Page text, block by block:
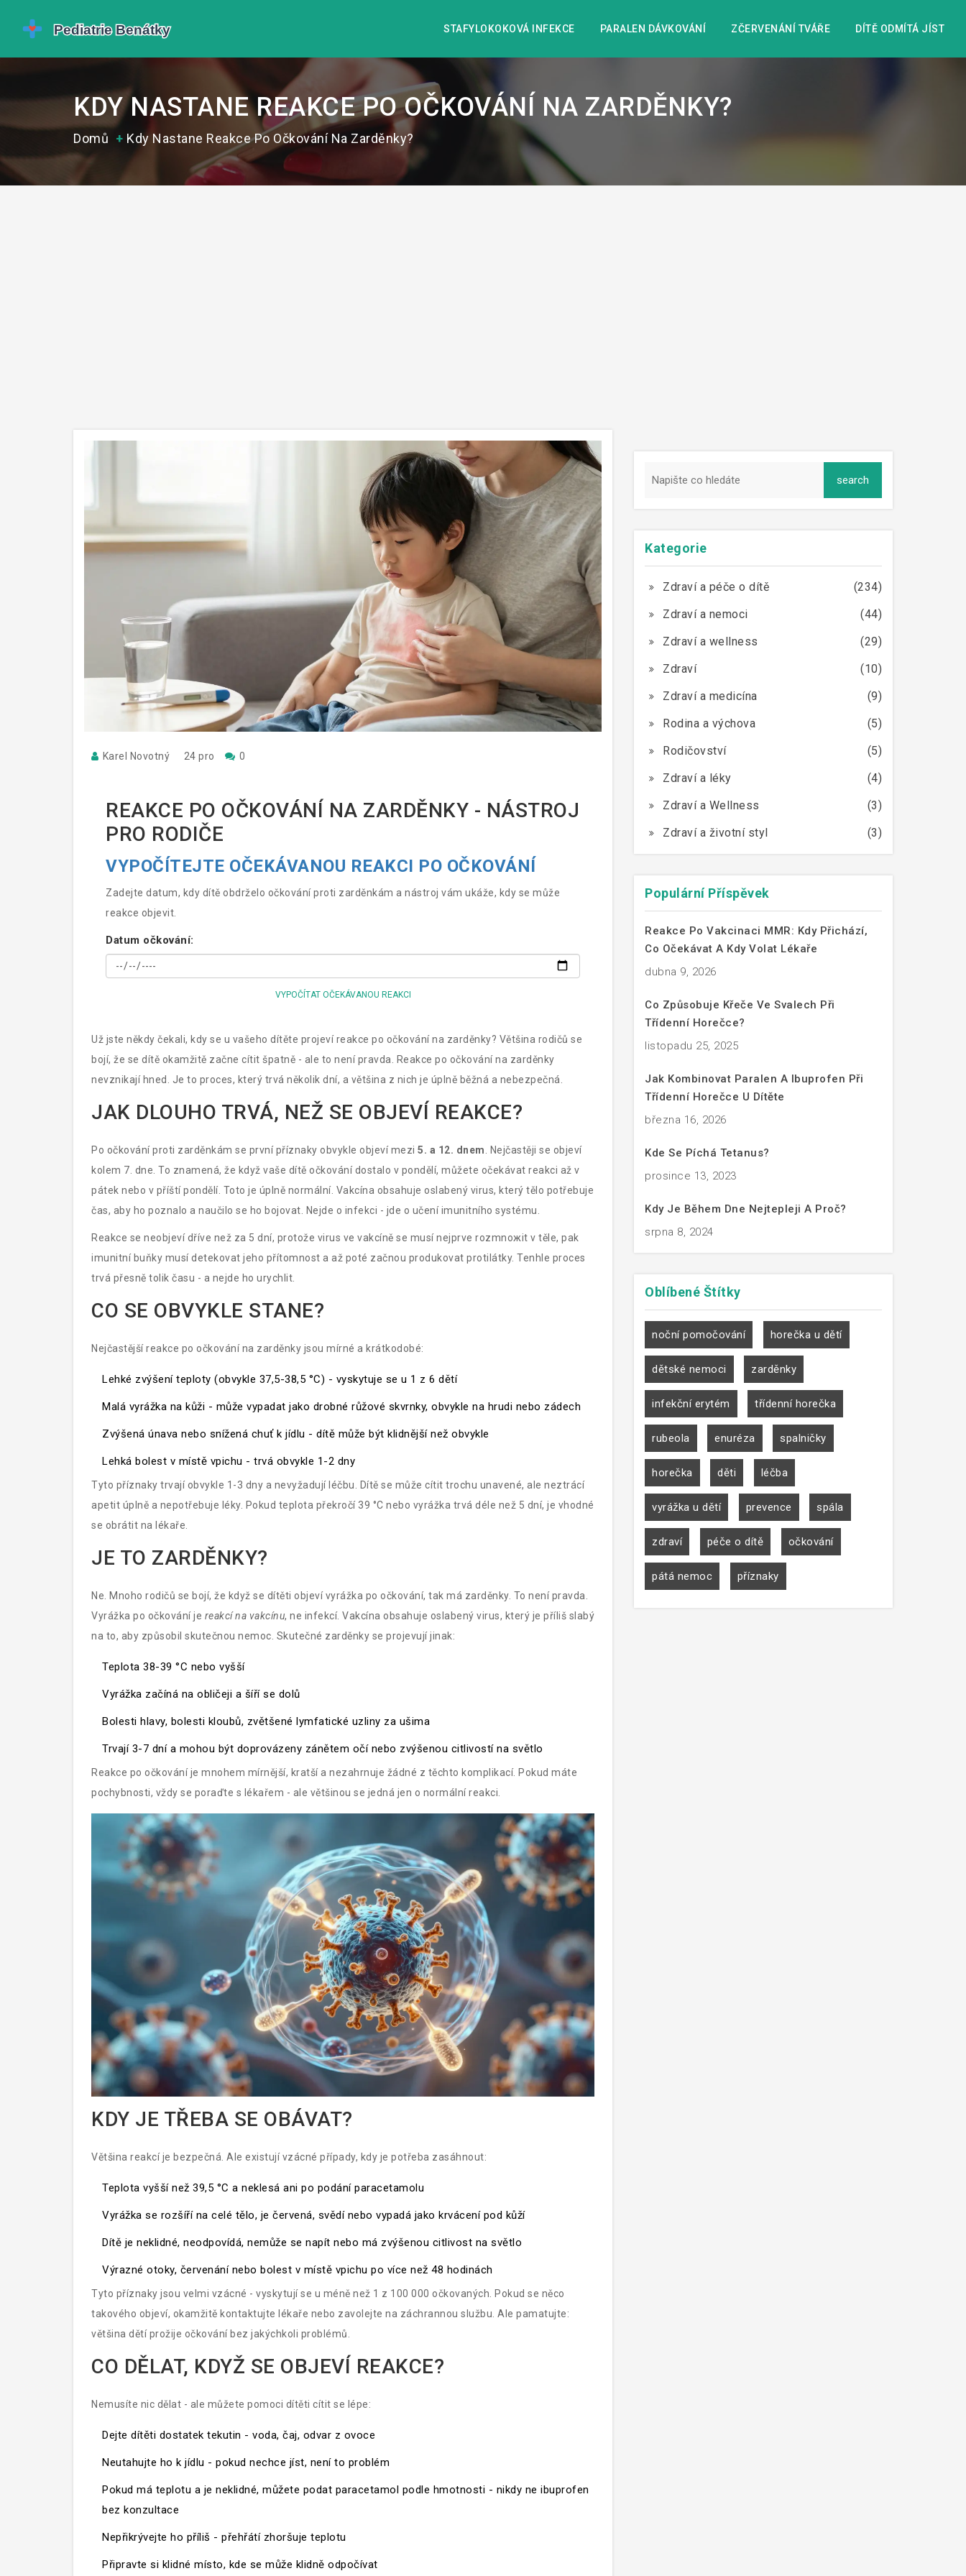
STAFYLOKOKOVÁ INFEKCE PARALEN DÁVKOVÁNÍ ZČERVENÁNÍ TVÁŘE DÍTĚ ODMÍTÁ JÍST
KDY NASTANE REAKCE PO OČKOVÁNÍ NA ZARDĚNKY?
Domů Kdy Nastane Reakce Po Očkování Na Zarděnky?
Karel Novotný 24 pro 0
REAKCE PO OČKOVÁNÍ NA ZARDĚNKY - NÁSTROJ
PRO RODIČE
VYPOČÍTEJTE OČEKÁVANOU REAKCI PO OČKOVÁNÍ
Zadejte datum, kdy dítě obdrželo očkování proti zarděnkám a nástroj vám ukáže, kdy se může
reakce objevit.
Datum očkování:
VYPOČÍTAT OČEKÁVANOU REAKCI
Už jste někdy čekali, kdy se u vašeho dítěte projeví reakce po očkování na zarděnky? Většina rodičů se
bojí, že se dítě okamžitě začne cítit špatně - ale to není pravda. Reakce po očkování na zarděnky
nevznikají hned. Je to proces, který trvá několik dní, a většina z nich je úplně běžná a nebezpečná.
JAK DLOUHO TRVÁ, NEŽ SE OBJEVÍ REAKCE?
Po očkování proti zarděnkám se první příznaky obvykle objeví mezi 5. a 12. dnem . Nejčastěji se objeví
kolem 7. dne. To znamená, že když vaše dítě očkování dostalo v pondělí, můžete očekávat reakci až v
pátek nebo v příští pondělí. Toto je úplně normální. Vakcína obsahuje oslabený virus, který tělo potřebuje
čas, aby ho poznalo a naučilo se ho bojovat. Nejde o infekci - jde o učení imunitního systému.
Reakce se neobjeví dříve než za 5 dní, protože virus ve vakcíně se musí nejprve rozmnожit v těle, pak
imunitní buňky musí detekovat jeho přítomnost a až poté začnou produkovat protilátky. Tenhle proces
trvá přesně tolik času - a nejde ho urychlit.
CO SE OBVYKLE STANE?
Nejčastější reakce po očkování na zarděnky jsou mírné a krátkodobé:
Lehké zvýšení teploty (obvykle 37,5-38,5 °C) - vyskytuje se u 1 z 6 dětí
Malá vyrážka na kůži - může vypadat jako drobné růžové skvrnky, obvykle na hrudi nebo zádech
Zvýšená únava nebo snížená chuť k jídlu - dítě může být klidnější než obvykle
Lehká bolest v místě vpichu - trvá obvykle 1-2 dny
Tyto příznaky trvají obvykle 1-3 dny a nevyžadují léčbu. Dítě se může cítit trochu unavené, ale neztrácí
apetit úplně a nepotřebuje léky. Pokud teplota překročí 39 °C nebo vyrážka trvá déle než 5 dní, je vhodné
se obrátit na lékaře.
JE TO ZARDĚNKY?
Ne. Mnoho rodičů se bojí, že když se dítěti objeví vyrážka po očkování, tak má zarděnky. To není pravda.
Vyrážka po očkování je reakcí na vakcínu, ne infekcí. Vakcína obsahuje oslabený virus, který je příliš slabý
na to, aby způsobil skutečnou nemoc. Skutečné zarděnky se projevují jinak:
Teplota 38-39 °C nebo vyšší
Vyrážka začíná na obličeji a šíří se dolů
Bolesti hlavy, bolesti kloubů, zvětšené lymfatické uzliny za ušima
Trvají 3-7 dní a mohou být doprovázeny zánětem očí nebo zvýšenou citlivostí na světlo
Reakce po očkování je mnohem mírnější, kratší a nezahrnuje žádné z těchto komplikací. Pokud máte
pochybnosti, vždy se poraďte s lékařem - ale většinou se jedná jen o normální reakci.
KDY JE TŘEBA SE OBÁVAT?
Většina reakcí je bezpečná. Ale existují vzácné případy, kdy je potřeba zasáhnout:
Teplota vyšší než 39,5 °C a neklesá ani po podání paracetamolu
Vyrážka se rozšíří na celé tělo, je červená, svědí nebo vypadá jako krvácení pod kůží
Dítě je neklidné, neodpovídá, nemůže se napít nebo má zvýšenou citlivost na světlo
Výrazné otoky, červenání nebo bolest v místě vpichu po více než 48 hodinách
Tyto příznaky jsou velmi vzácné - vyskytují se u méně než 1 z 100 000 očkovaných. Pokud se něco
takového objeví, okamžitě kontaktujte lékaře nebo zavolejte na záchrannou službu. Ale pamatujte:
většina dětí prožije očkování bez jakýchkoli problémů.
CO DĚLAT, KDYŽ SE OBJEVÍ REAKCE?
Nemusíte nic dělat - ale můžete pomoci dítěti cítit se lépe:
Dejte dítěti dostatek tekutin - voda, čaj, odvar z ovoce
Neutahujte ho k jídlu - pokud nechce jíst, není to problém
Pokud má teplotu a je neklidné, můžete podat paracetamol podle hmotnosti - nikdy ne ibuprofen
bez konzultace
Nepřikrývejte ho příliš - přehřátí zhoršuje teplotu
Připravte si klidné místo, kde se může klidně odpočívat
Kategorie
Zdraví a péče o dítě
(234)
Zdraví a nemoci
(44)
Zdraví a wellness
(29)
Zdraví
(10)
Zdraví a medicína
(9)
Rodina a výchova
(5)
Rodičovství
(5)
Zdraví a léky
(4)
Zdraví a Wellness
(3)
Zdraví a životní styl
(3)
Populární Příspěvek
Reakce Po Vakcinaci MMR: Kdy Přichází,
Co Očekávat A Kdy Volat Lékaře
dubna 9, 2026
Co Způsobuje Křeče Ve Svalech Při
Třídenní Horečce?
listopadu 25, 2025
Jak Kombinovat Paralen A Ibuprofen Při
Třídenní Horečce U Dítěte
března 16, 2026
Kde Se Píchá Tetanus?
prosince 13, 2023
Kdy Je Během Dne Nejtepleji A Proč?
srpna 8, 2024
Oblíbené Štítky
noční pomočování horečka u dětí
dětské nemoci zarděnky
infekční erytém třídenní horečka
rubeola enuréza spalničky
horečka děti léčba
vyrážka u dětí prevence spála
zdraví péče o dítě očkování
pátá nemoc příznaky